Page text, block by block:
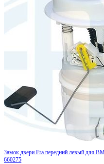
Замок двери Era передний левый для
660275